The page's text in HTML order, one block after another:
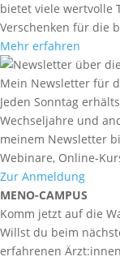
bietet viele wertvolle
Verschenken für die
Mehr erfahren
Mein Newsletter für
Jeden Sonntag
Wechseljahre und
meinem Newsletter
Webinare, Online-
Zur Anmeldung
MENO-CAMPUS
Komm jetzt auf die
Willst du beim
erfahrenen